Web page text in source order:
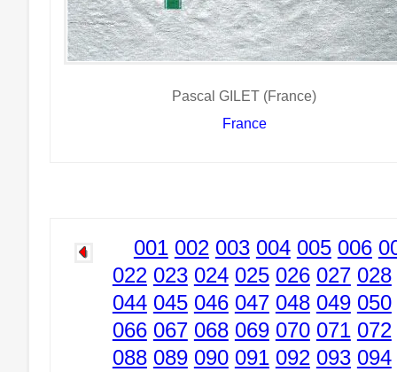
Pascal GILET (France)
France
001 002 003 004 005 006
022 023 024 025 026 027 028
044 045 046 047 048 049 050
066 067 068 069 070 071 072
088 089 090 091 092 093 094